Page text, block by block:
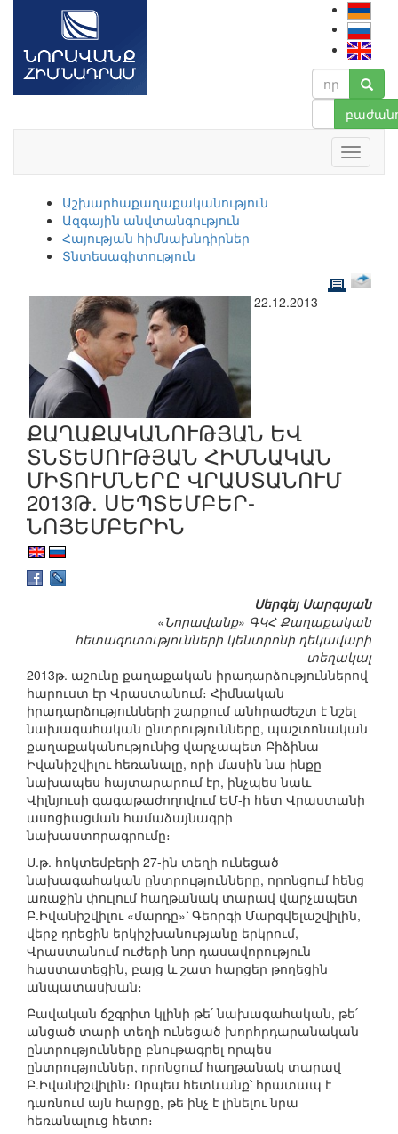
Աշխարհաքաղաքականություն
Ազգային անվտանգություն
Հայության հիմնախնդիրներ
Տնտեսագիտություն
22.12.2013
ՔԱՂԱՔԱԿԱՆՈՒԹՅԱՆ ԵՎ
ՏՆՏԵՍՈՒԹՅԱՆ ՀԻՄՆԱԿԱՆ
ՄԻՏՈՒՄՆԵՐԸ ՎՐԱՍՏԱՆՈՒՄ
2013Թ. ՍԵՊՏԵՄԲԵՐ-
ՆՈՅԵՄԲԵՐԻՆ
Սերգեյ Սարգսյան
«Նորավանք» ԳԿՀ Քաղաքական
հետազոտությունների կենտրոնի ղեկավարի
տեղակալ
2013թ. աշունը քաղաքական իրադարձություններով
հարուստ էր Վրաստանում։ Հիմնական
իրադարձությունների շարքում անհրաժեշտ է նշել
նախագահական ընտրությունները, պաշտոնական
քաղաքականությունից վարչապետ Բիձինա
Իվանիշվիլու հեռանալը, որի մասին նա ինքը
նախապես հայտարարում էր, ինչպես նաև
Վիլնյուսի գագաթաժողովում ԵՄ-ի հետ Վրաստանի
ասոցիացման համաձայնագրի
նախաստորագրումը։
Ս.թ. հոկտեմբերի 27-ին տեղի ունեցած
նախագահական ընտրությունները, որոնցում հենց
առաջին փուլում հաղթանակ տարավ վարչապետ
Բ.Իվանիշվիլու «մարդը»՝ Գեորգի Մարգվելաշվիլին,
վերջ դրեցին երկիշխանությանը երկրում,
Վրաստանում ուժերի նոր դասավորություն
հաստատեցին, բայց և շատ հարցեր թողեցին
անպատասխան։
Բավական ճշգրիտ կլինի թե՛ նախագահական, թե՛
անցած տարի տեղի ունեցած խորհրդարանական
ընտրությունները բնութագրել որպես
ընտրություններ, որոնցում հաղթանակ տարավ
Բ.Իվանիշվիլին։ Որպես հետևանք՝ հրատապ է
դառնում այն հարցը, թե ինչ է լինելու նրա
հեռանալուց հետո։